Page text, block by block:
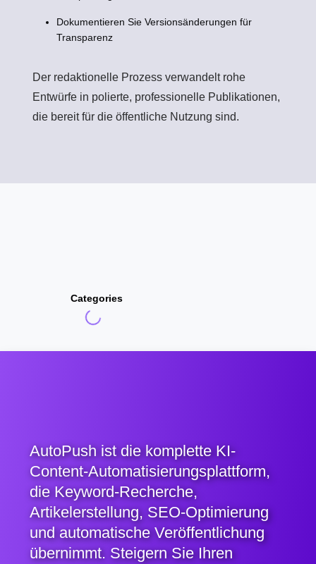
Dokumentieren Sie Versionsänderungen für
Transparenz
Der redaktionelle Prozess verwandelt rohe
Entwürfe in polierte, professionelle Publikationen,
die bereit für die öffentliche Nutzung sind.
Categories
AutoPush ist die komplette KI-
Content-Automatisierungsplattform,
die Keyword-Recherche,
Artikelerstellung, SEO-Optimierung
und automatische Veröffentlichung
übernimmt. Steigern Sie Ihren